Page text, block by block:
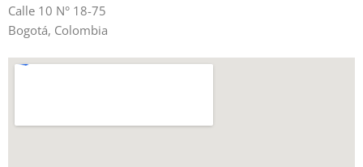
Calle 10 N° 18-75
Bogotá, Colombia